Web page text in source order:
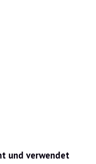
und verwendet